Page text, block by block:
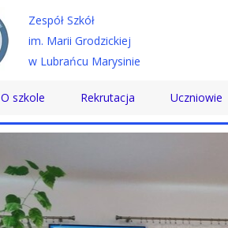
O szkole
Historia
Patron
Dyrektor
Rekrutacja
Technikum
Uczniowie
Samorząd
Zespół Szkół
im. Marii Grodzickiej
w Lubrańcu Marysinie